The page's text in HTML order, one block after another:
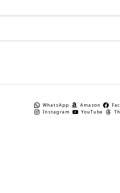
WhatsApp Amazon
Instagram
YouTube